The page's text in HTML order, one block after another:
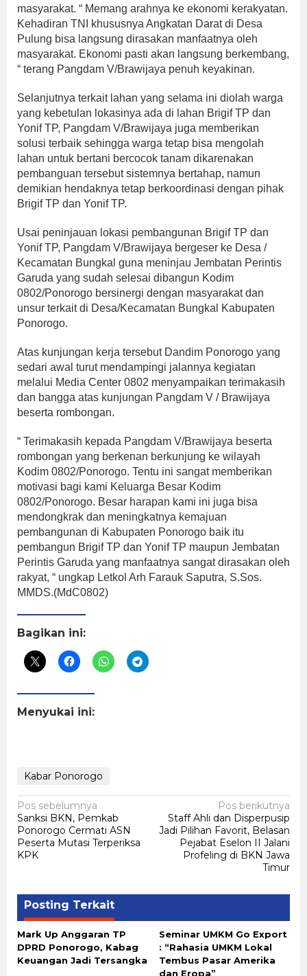
masyarakat. “ Memang arahnya ke ekonomi kerakyatan.
Kehadiran TNI khususnya Angkatan Darat di Desa
Pulung bisa langsung dirasakan manfaatnya oleh
masyarakat. Ekonomi pasti akan langsung berkembang,
“ terang Pangdam V/Brawijaya penuh keyakinan.
Selanjutnya terkait lahan yang selama ini diolah warga
yang kebetulan lokasinya ada di lahan Brigif TP dan
Yonif TP, Pangdam V/Brawijaya juga memberikan
solusi terbaik sehingga warga tetap bisa mengolah
lahan untuk bertani bercocok tanam dikarenakan
pembanguan tersebut sistemnya bertahap, namun
demikian hendaknya tetap berkoordinasi dengan pihak
Brigif TP dan Yonif TP.
Usai peninjauan lokasi pembangunan Brigif TP dan
Yonif TP, Pangdam V/Brawijaya bergeser ke Desa /
Kecamatan Bungkal guna meninjau Jembatan Perintis
Garuda yang sudah selesai dibangun Kodim
0802/Ponorogo bersinergi dengan masyarakat dan
unsur terkait di Desa/Kecamatan Bungkal Kabupaten
Ponorogo.
Atas kunjungan kerja tersebut Dandim Ponorogo yang
sedari awal turut mendampingi jalannya kegiatan
melalui Media Center 0802 menyampaikan terimakasih
dan bangga atas kunjungan Pangdam V / Brawijaya
beserta rombongan.
“ Terimakasih kepada Pangdam V/Brawijaya beserta
rombongan yang berkenan berkunjung ke wilayah
Kodim 0802/Ponorogo. Tentu ini sangat memberikan
motivasi bagi kami Keluarga Besar Kodim
0802/Ponorogo. Besar harapan kami ini juga bisa
mendongkrak dan meningkatnya kemajuan
pembangunan di Kabupaten Ponorogo baik itu
pembangun Brigif TP dan Yonif TP maupun Jembatan
Perintis Garuda yang manfaatnya sangat dirasakan oleh
rakyat, “ ungkap Letkol Arh Farauk Saputra, S.Sos.
MMDS.(MdC0802)
Bagikan ini:
Menyukai ini:
Kabar Ponorogo
Navigasi
pos
Pos sebelumnya
Sanksi BKN, Pemkab
Ponorogo Cermati ASN
Peserta Mutasi Terperiksa
KPK
Pos berikutnya
Staff Ahli dan Disperpusip
Jadi Pilihan Favorit, Belasan
Pejabat Eselon II Jalani
Profeling di BKN Jawa
Timur
Posting Terkait
Mark Up Anggaran TP
DPRD Ponorogo, Kabag
Keuangan Jadi Tersangka
Seminar UMKM Go Export
: “Rahasia UMKM Lokal
Tembus Pasar Amerika
dan Eropa”